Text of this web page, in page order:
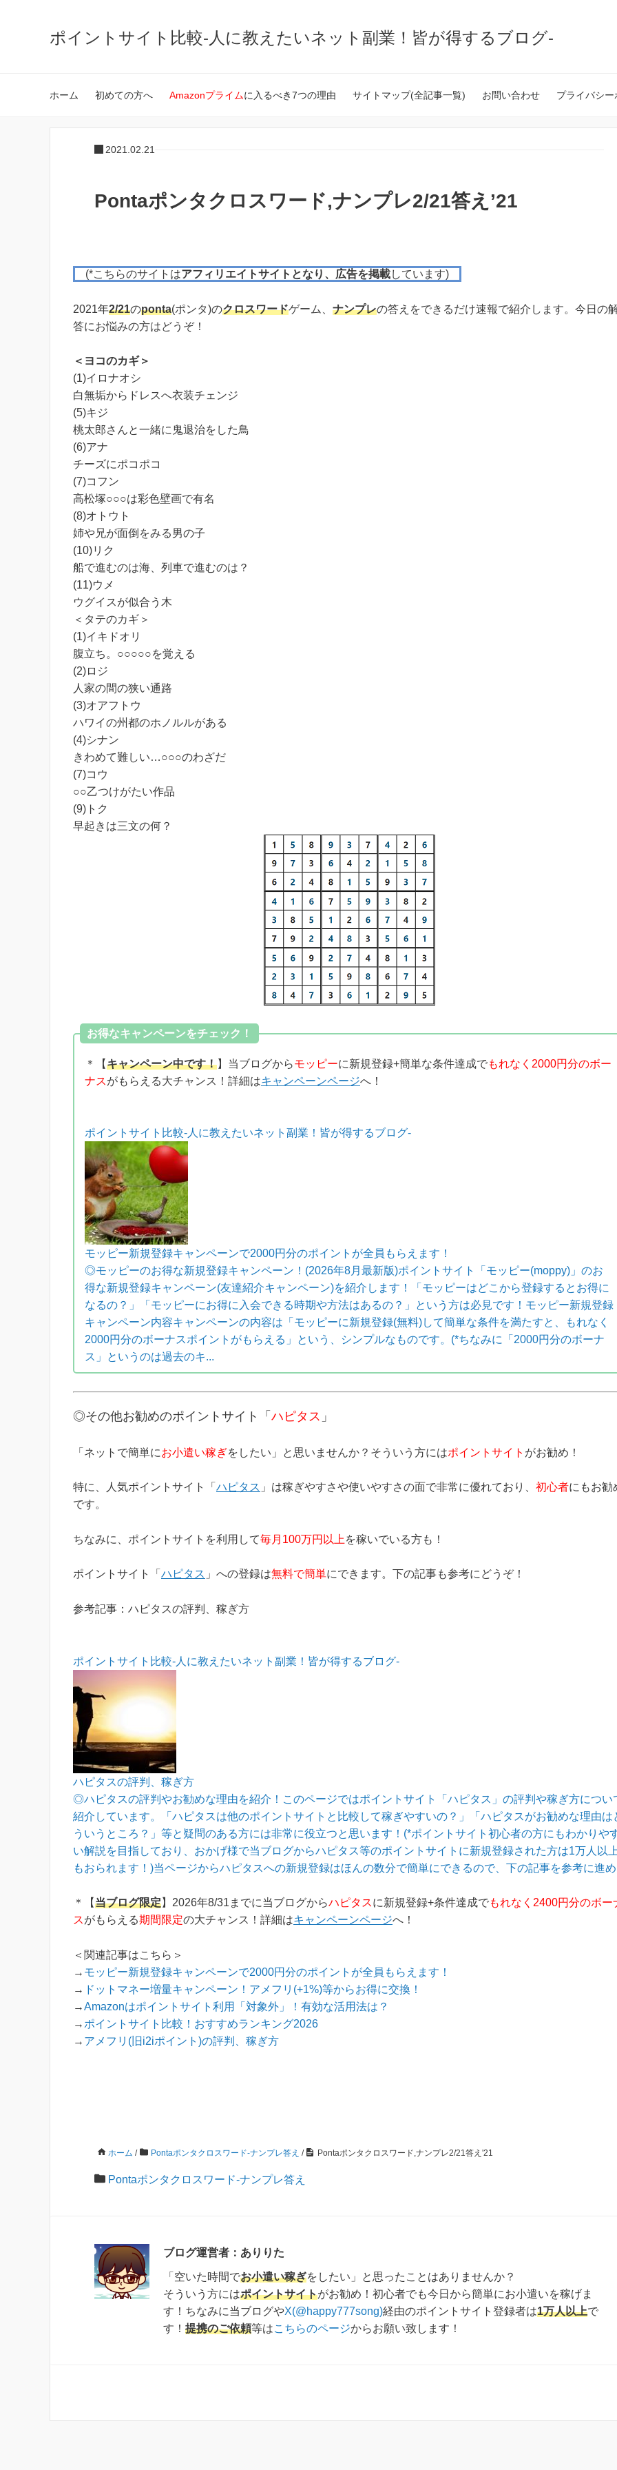
ポイントサイト比較-人に教えたいネット副業！皆が得するブログ-
ホーム 初めての方へ Amazonプライムに入るべき7つの理由 サイトマップ(全記事一覧) お問い合わせ プライバシー
2021.02.21
Pontaポンタクロスワード,ナンプレ2/21答え’21
(*こちらのサイトはアフィリエイトサイトとなり、広告を掲載しています)
2021年2/21のponta(ポンタ)のクロスワードゲーム、 ナンプレの答えをできるだけ速報で紹介します。今日の
答にお悩みの方はどうぞ！
＜ヨコのカギ＞
(1)イロナオシ
白無垢からドレスへ衣装チェンジ
(5)キジ
桃太郎さんと一緒に鬼退治をした鳥
(6)アナ
チーズにポコポコ
(7)コフン
高松塚○○○は彩色壁画で有名
(8)オトウト
姉や兄が面倒をみる男の子
(10)リク
船で進むのは海、列車で進むのは？
(11)ウメ
ウグイスが似合う木
＜タテのカギ＞
(1)イキドオリ
腹立ち。○○○○○を覚える
(2)ロジ
人家の間の狭い通路
(3)オアフトウ
ハワイの州都のホノルルがある
(4)シナン
きわめて難しい…○○○のわざだ
(7)コウ
○○乙つけがたい作品
(9)トク
早起きは三文の何？
お得なキャンペーンをチェック！
＊【キャンペーン中です！】当ブログからモッピーに新規登録+簡単な条件達成でもれなく2000円分のボー
ナスがもらえる大チャンス！詳細はキャンペーンページへ！
ポイントサイト比較-人に教えたいネット副業！皆が得するブログ-
モッピー新規登録キャンペーンで2000円分のポイントが全員もらえます！
◎モッピーのお得な新規登録キャンペーン！(2026年8月最新版)ポイントサイト「モッピー(moppy)」のお
得な新規登録キャンペーン(友達紹介キャンペーン)を紹介します！「モッピーはどこから登録するとお得に
なるの？」「モッピーにお得に入会できる時期や方法はあるの？」という方は必見です！モッピー新規登録
キャンペーン内容キャンペーンの内容は「モッピーに新規登録(無料)して簡単な条件を満たすと、もれなく
2000円分のボーナスポイントがもらえる」という、シンプルなものです。(*ちなみに「2000円分のボーナ
ス」というのは過去のキ...
◎その他お勧めのポイントサイト「 ハピタス 」
「ネットで簡単にお小遣い稼ぎをしたい」と思いませんか？そういう方にはポイントサイト がお勧め！
特に、人気ポイントサイト「 ハピタス 」は稼ぎやすさや使いやすさの面で非常に優れており、 初心者にもお勧
です。
ちなみに、ポイントサイトを利用して毎月100万円以上 を稼いでいる方も！
ポイントサイト「 ハピタス 」への登録は無料で簡単にできます。下の記事も参考にどうぞ！
参考記事：ハピタスの評判、稼ぎ方
ポイントサイト比較-人に教えたいネット副業！皆が得するブログ-
ハピタスの評判、稼ぎ方
◎ハピタスの評判やお勧めな理由を紹介！このページではポイントサイト「ハピタス」の評判や稼ぎ方につい
紹介しています。「ハピタスは他のポイントサイトと比較して稼ぎやすいの？」「ハピタスがお勧めな理由は
ういうところ？」等と疑問のある方には非常に役立つと思います！(*ポイントサイト初心者の方にもわかりや
い解説を目指しており、おかげ様で当ブログからハピタス等のポイントサイトに新規登録された方は1万人以
もおられます！)当ページからハピタスへの新規登録はほんの数分で簡単にできるので、下の記事を参考に進
＊【当ブログ限定】2026年8/31までに当ブログからハピタスに新規登録+条件達成でもれなく2400円分のボー
スがもらえる期間限定の大チャンス！詳細はキャンペーンページへ！
＜関連記事はこちら＞
→ モッピー新規登録キャンペーンで2000円分のポイントが全員もらえます！
→ ドットマネー増量キャンペーン！アメフリ(+1%)等からお得に交換！
→Amazonはポイントサイト利用「対象外」！有効な活用法は？
→ ポイントサイト比較！おすすめランキング2026
→ アメフリ(旧i2iポイント)の評判、稼ぎ方
ホーム / Pontaポンタクロスワード-ナンプレ答え / Pontaポンタクロスワード,ナンプレ2/21答え'21
Pontaポンタクロスワード-ナンプレ答え
ブログ運営者：ありりた
「空いた時間でお小遣い稼ぎをしたい」と思ったことはありませんか？
そういう方にはポイントサイトがお勧め！初心者でも今日から簡単にお小遣いを稼げま
す！ちなみに当ブログやX(@happy777song)経由のポイントサイト登録者は1万人以上で
す！ 提携のご依頼等はこちらのページからお願い致します！